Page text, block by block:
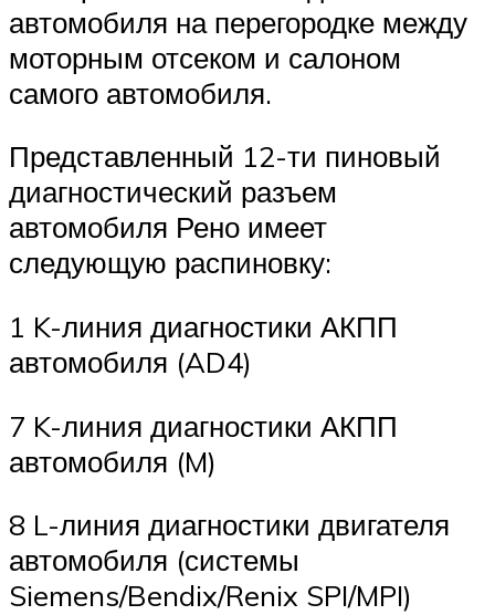
автомобиля на перегородке между
моторным отсеком и салоном
самого автомобиля.
Представленный 12-ти пиновый
диагностический разъем
автомобиля Рено имеет
следующую распиновку:
1 K-линия диагностики АКПП
автомобиля (AD4)
7 K-линия диагностики АКПП
автомобиля (M)
8 L-линия диагностики двигателя
автомобиля (системы
Siemens/Bendix/Renix SPI/MPI)